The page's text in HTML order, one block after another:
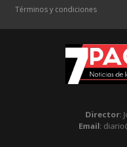
Términos y condiciones
Director:
Email: